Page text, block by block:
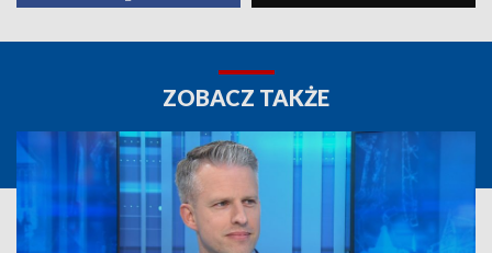
ZOBACZ TAKŻE